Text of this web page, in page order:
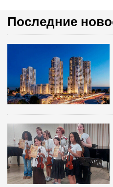
Последние